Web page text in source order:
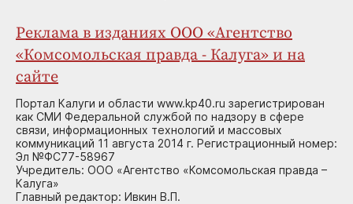
Реклама в изданиях ООО «Агентство
«Комсомольская правда - Калуга» и на
сайте
Портал Калуги и области www.kp40.ru зарегистрирован
как СМИ Федеральной службой по надзору в сфере
связи, информационных технологий и массовых
коммуникаций 11 августа 2014 г. Регистрационный номер:
Эл №ФС77-58967
Учредитель: ООО «Агентство «Комсомольская правда –
Калуга»
Главный редактор: Ивкин В.П.